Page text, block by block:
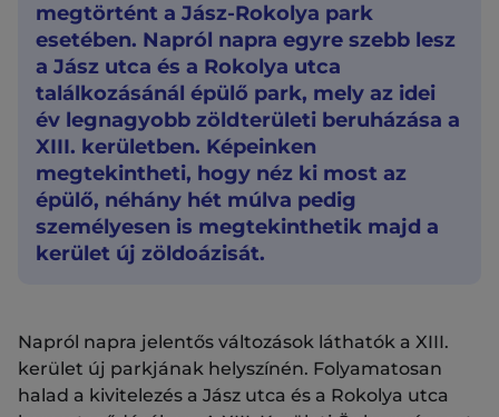
megtörtént a Jász-Rokolya park
esetében. Napról napra egyre szebb lesz
a Jász utca és a Rokolya utca
találkozásánál épülő park, mely az idei
év legnagyobb zöldterületi beruházása a
XIII. kerületben. Képeinken
megtekintheti, hogy néz ki most az
épülő, néhány hét múlva pedig
személyesen is megtekinthetik majd a
kerület új zöldoázisát.
Napról napra jelentős változások láthatók a XIII.
kerület új parkjának helyszínén. Folyamatosan
halad a kivitelezés a Jász utca és a Rokolya utca